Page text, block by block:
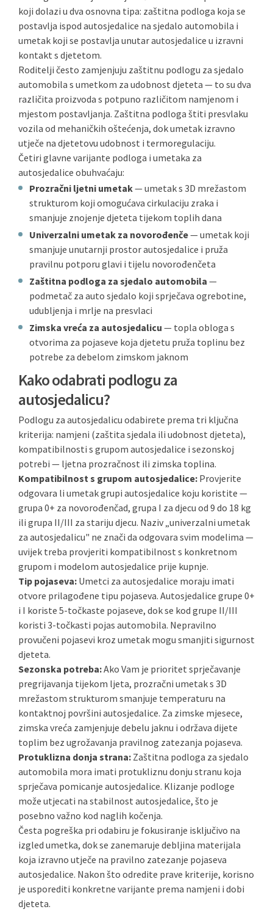
koji dolazi u dva osnovna tipa: zaštitna podloga koja se
postavlja ispod autosjedalice na sjedalo automobila i
umetak koji se postavlja unutar autosjedalice u izravni
kontakt s djetetom.
Roditelji često zamjenjuju zaštitnu podlogu za sjedalo
automobila s umetkom za udobnost djeteta — to su dva
različita proizvoda s potpuno različitom namjenom i
mjestom postavljanja. Zaštitna podloga štiti presvlaku
vozila od mehaničkih oštećenja, dok umetak izravno
utječe na djetetovu udobnost i termoregulaciju.
Četiri glavne varijante podloga i umetaka za
autosjedalice obuhvaćaju:
Prozračni ljetni umetak— umetak s 3D mrežastom
strukturom koji omogućava cirkulaciju zraka i
smanjuje znojenje djeteta tijekom toplih dana
Univerzalni umetak za novorođenče— umetak koji
smanjuje unutarnji prostor autosjedalice i pruža
pravilnu potporu glavi i tijelu novorođenčeta
Zaštitna podloga za sjedalo automobila —
podmetač za auto sjedalo koji sprječava ogrebotine,
udubljenja i mrlje na presvlaci
Zimska vreća za autosjedalicu — topla obloga s
otvorima za pojaseve koja djetetu pruža toplinu bez
potrebe za debelom zimskom jaknom
Kako odabrati podlogu za
autosjedalicu?
Podlogu za autosjedalicu odabirete prema tri ključna
kriterija: namjeni (zaštita sjedala ili udobnost djeteta),
kompatibilnosti s grupom autosjedalice i sezonskoj
potrebi — ljetna prozračnost ili zimska toplina.
Kompatibilnost s grupom autosjedalice: Provjerite
odgovara li umetak grupi autosjedalice koju koristite —
grupa 0+ za novorođenčad, grupa I za djecu od 9 do 18 kg
ili grupa II/III za stariju djecu. Naziv „univerzalni umetak
za autosjedalicu" ne znači da odgovara svim modelima —
uvijek treba provjeriti kompatibilnost s konkretnom
grupom i modelom autosjedalice prije kupnje.
Tip pojaseva: Umetci za autosjedalice moraju imati
otvore prilagođene tipu pojaseva. Autosjedalice grupe 0+
i I koriste 5-točkaste pojaseve, dok se kod grupe II/III
koristi 3-točkasti pojas automobila. Nepravilno
provučeni pojasevi kroz umetak mogu smanjiti sigurnost
djeteta.
Sezonska potreba:Ako Vam je prioritet sprječavanje
pregrijavanja tijekom ljeta, prozračni umetak s 3D
mrežastom strukturom smanjuje temperaturu na
kontaktnoj površini autosjedalice. Za zimske mjesece,
zimska vreća zamjenjuje debelu jaknu i održava dijete
toplim bez ugrožavanja pravilnog zatezanja pojaseva.
Protuklizna donja strana: Zaštitna podloga za sjedalo
automobila mora imati protukliznu donju stranu koja
sprječava pomicanje autosjedalice. Klizanje podloge
može utjecati na stabilnost autosjedalice, što je
posebno važno kod naglih kočenja.
Česta pogreška pri odabiru je fokusiranje isključivo na
izgled umetka, dok se zanemaruje debljina materijala
koja izravno utječe na pravilno zatezanje pojaseva
autosjedalice. Nakon što odredite prave kriterije, korisno
je usporediti konkretne varijante prema namjeni i dobi
djeteta.